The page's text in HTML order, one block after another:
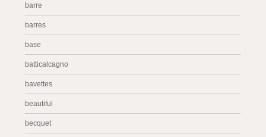
barre
barres
base
batticalcagno
bavettes
beautiful
becquet